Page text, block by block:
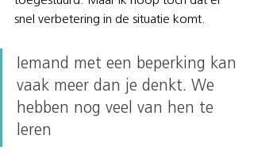
snel verbetering in de situatie komt.
Iemand met een beperking kan
vaak meer dan je denkt. We
hebben nog veel van hen te
leren